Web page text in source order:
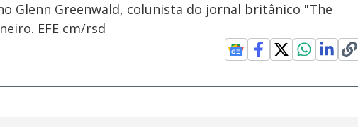
Glenn Greenwald, colunista do jornal britânico "The
EFE cm/rsd